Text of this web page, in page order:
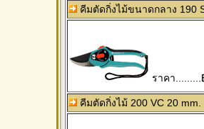
คีมตัดกิ่งไม้ขนาดกลาง 190
ราคา.........
คีมตัดกิ่งไม้ 200 VC 20 mm.